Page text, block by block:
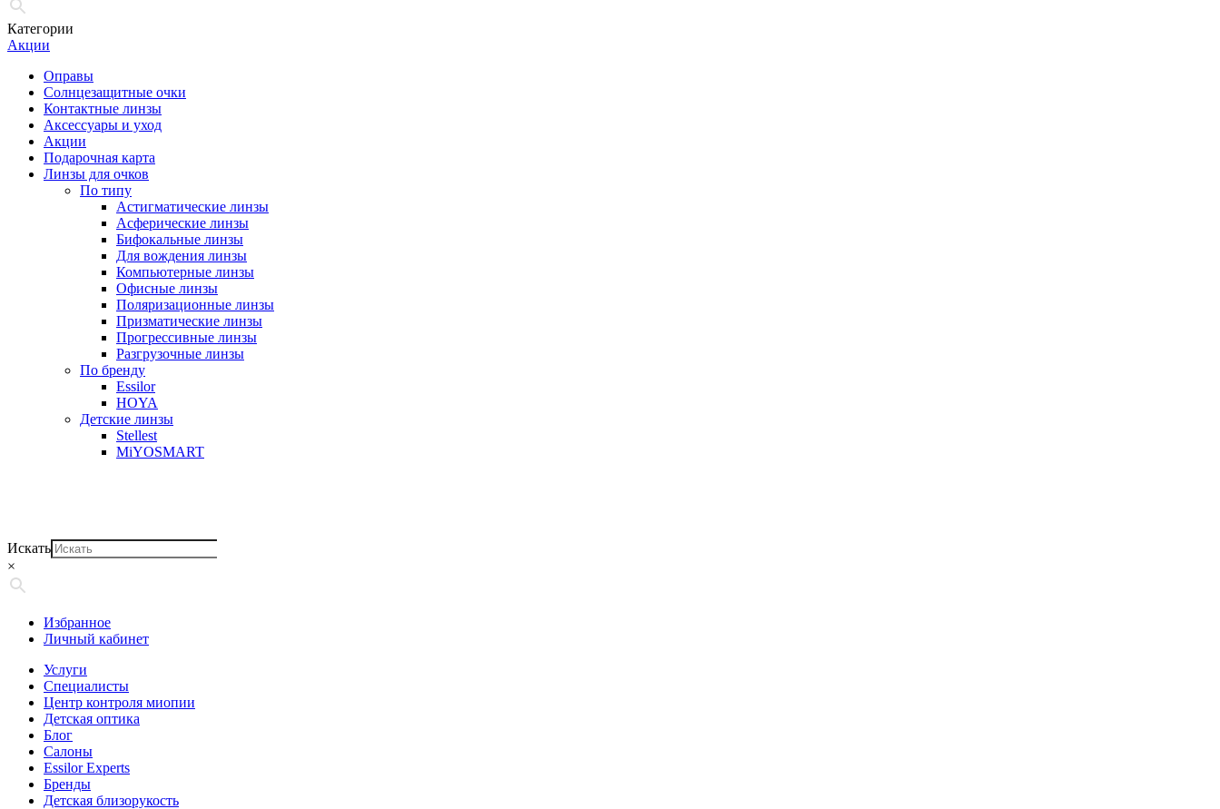
Категории
Акции
Оправы
Солнцезащитные очки
Контактные линзы
Аксессуары и уход
Акции
Подарочная карта
Линзы для очков
По типу
Астигматические линзы
Асферические линзы
Бифокальные линзы
Для вождения линзы
Компьютерные линзы
Офисные линзы
Поляризационные линзы
Призматические линзы
Прогрессивные линзы
Разгрузочные линзы
По бренду
Essilor
HOYA
Детские линзы
Stellest
MiYOSMART
Искать
×
Избранное
Личный кабинет
Услуги
Специалисты
Центр контроля миопии
Детская оптика
Блог
Салоны
Essilor Experts
Бренды
Детская близорукость